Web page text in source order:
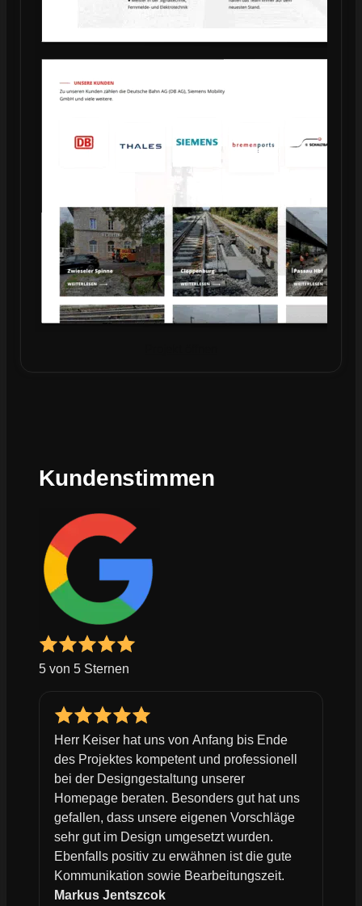
Kundenstimmen
5 von 5 Sternen
Herr Keiser hat uns von Anfang bis Ende
des Projektes kompetent und professionell
bei der Designgestaltung unserer
Homepage beraten. Besonders gut hat uns
gefallen, dass unsere eigenen Vorschläge
sehr gut im Design umgesetzt wurden.
Ebenfalls positiv zu erwähnen ist die gute
Kommunikation sowie Bearbeitungszeit.
Markus Jentszcok